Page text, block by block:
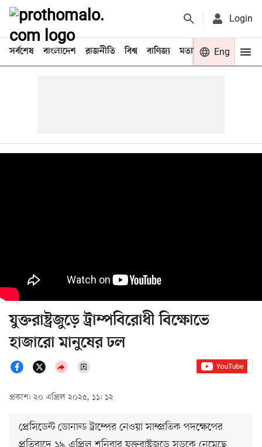
Login
সর্বশেষ বাংলাদেশ রাজনীতি বিশ্ব বাণিজ্য মতামত খেলা
Eng
যুক্তরাষ্ট্রজুড়ে ট্রাম্পবিরোধী বিক্ষোভে
হাজারো মানুষের ঢল
প্রকাশ: ২০ এপ্রিল ২০২৫, ১১: ১২
প্রেসিডেন্ট ডোনাল্ড ট্রাম্পের নেওয়া সাম্প্রতিক পদক্ষেপের